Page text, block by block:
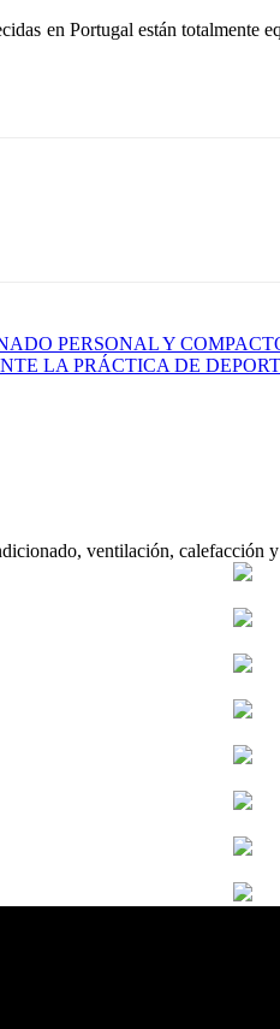
en Portugal están totalmente
PERSONAL Y
LA PRÁCTICA DE
ventilación,